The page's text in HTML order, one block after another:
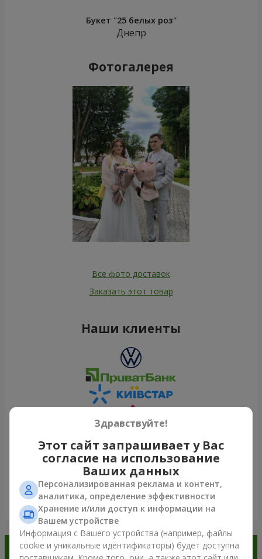
Букет "25 белых роз"
Днепр
Фотогалерея
Все фото доставок
Заказать этот товар
Наши клиенты
Посмотреть все
Заказывайте в приложении
Здравствуйте!
Этот сайт запрашивает у Вас
согласие на использование
Ваших данных
Персонализированная реклама и контент,
аналитика, определение эффективности
Хранение и/или доступ к информации на
Вашем устройстве
Информация с Вашего устройства (например, файлы
cookie и уникальные идентификаторы) будет доступна